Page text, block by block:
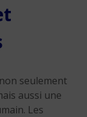
seulement
aussi une
Les